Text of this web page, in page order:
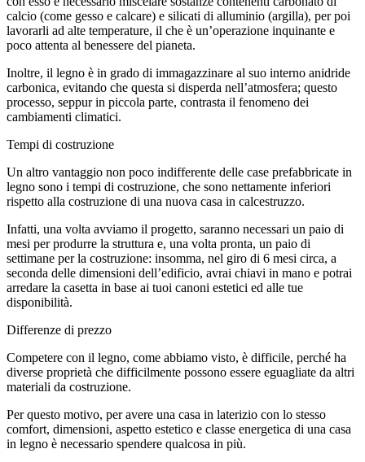
calcio (come gesso e calcare) e silicati di alluminio (argilla), per poi
lavorarli ad alte temperature, il che è un’operazione inquinante e
poco attenta al benessere del pianeta.
Inoltre, il legno è in grado di immagazzinare al suo interno anidride
carbonica, evitando che questa si disperda nell’atmosfera; questo
processo, seppur in piccola parte, contrasta il fenomeno dei
cambiamenti climatici.
Tempi di costruzione
Un altro vantaggio non poco indifferente delle case prefabbricate in
legno sono i tempi di costruzione, che sono nettamente inferiori
rispetto alla costruzione di una nuova casa in calcestruzzo.
Infatti, una volta avviamo il progetto, saranno necessari un paio di
mesi per produrre la struttura e, una volta pronta, un paio di
settimane per la costruzione: insomma, nel giro di 6 mesi circa, a
seconda delle dimensioni dell’edificio, avrai chiavi in mano e potrai
arredare la casetta in base ai tuoi canoni estetici ed alle tue
disponibilità.
Differenze di prezzo
Competere con il legno, come abbiamo visto, è difficile, perché ha
diverse proprietà che difficilmente possono essere eguagliate da altri
materiali da costruzione.
Per questo motivo, per avere una casa in laterizio con lo stesso
comfort, dimensioni, aspetto estetico e classe energetica di una casa
in legno è necessario spendere qualcosa in più.